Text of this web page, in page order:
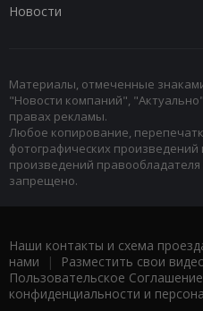
Новости
Материалы, отмеченные
"Новости компаний",
правах рекламы.
Любое копирование,
фотографических
произведений правообладателя
запрещено.
Наши контакты и схема
нами | Разместить свои
Пользовательское Соглашение
конфиденциальности и